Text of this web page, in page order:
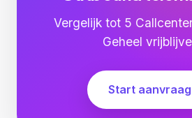
Vergelijk tot 5
Geheel
Start